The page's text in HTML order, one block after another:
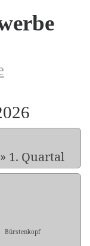
» 1. Quartal
Bürstenkopf